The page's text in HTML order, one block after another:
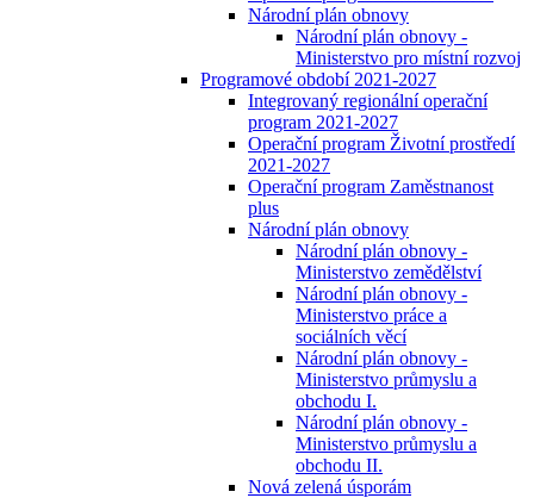
Národní plán obnovy
Národní plán obnovy -
Ministerstvo pro místní rozvoj
Programové období 2021-2027
Integrovaný regionální operační
program 2021-2027
Operační program Životní prostředí
2021-2027
Operační program Zaměstnanost
plus
Národní plán obnovy
Národní plán obnovy -
Ministerstvo zemědělství
Národní plán obnovy -
Ministerstvo práce a
sociálních věcí
Národní plán obnovy -
Ministerstvo průmyslu a
obchodu I.
Národní plán obnovy -
Ministerstvo průmyslu a
obchodu II.
Nová zelená úsporám